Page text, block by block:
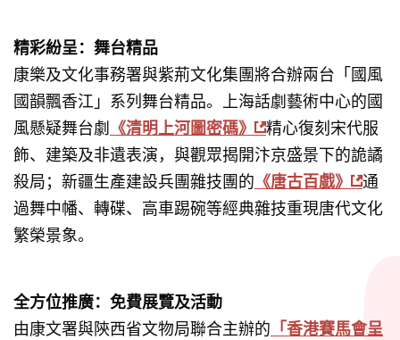
精彩紛呈：舞台精品
康樂及文化事務署與紫荊文化集團將合辦兩台「國風
國韻飄香江」系列舞台精品。上海話劇藝術中心的國
風懸疑舞台劇 《清明上河圖密碼》
精心復刻宋代服
飾、建築及非遺表演，與觀眾揭開汴京盛景下的詭譎
殺局；新疆生產建設兵團雜技團的 《唐古百戲》
通
過舞中幡、轉碟、高車踢碗等經典雜技重現唐代文化
繁榮景象。
全方位推廣：免費展覽及活動
由康文署與陝西省文物局聯合主辦的 「香港賽馬會呈